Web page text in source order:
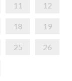
11 12
18 19
25 26